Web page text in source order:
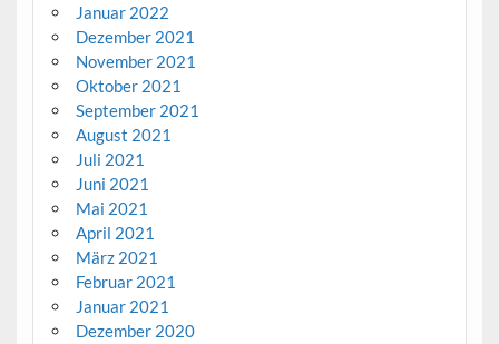
Januar 2022
Dezember 2021
November 2021
Oktober 2021
September 2021
August 2021
Juli 2021
Juni 2021
Mai 2021
April 2021
März 2021
Februar 2021
Januar 2021
Dezember 2020